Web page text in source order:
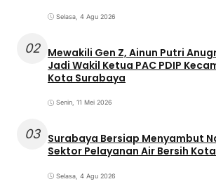
Selasa, 4 Agu 2026
02 Mewakili Gen Z, Ainun Putri
Jadi Wakil Ketua PAC PDIP
Kota Surabaya
Senin, 11 Mei 2026
03 Surabaya Bersiap Menyambut
Sektor Pelayanan Air Bersih Kota
Selasa, 4 Agu 2026